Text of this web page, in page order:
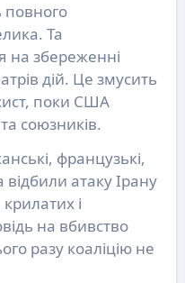
повного
Та
на збереженні
дій. Це змусить
поки США
союзників.
французькі,
відбили атаку Ірану
і
на вбивство
разу коаліцію не